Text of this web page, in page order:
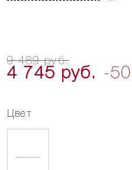
9 489 руб.
4 745 руб. -
Цвет